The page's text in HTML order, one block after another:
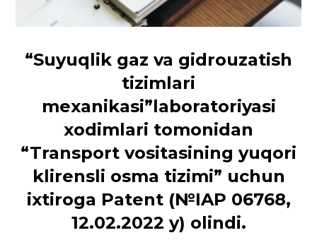
“Suyuqlik gaz va gidrouzatish
tizimlari
mexanikasi”laboratoriyasi
xodimlari tomonidan
“Transport vositasining yuqori
klirensli osma tizimi” uchun
ixtiroga Patent (№IAP 06768,
12.02.2022 y) olindi.